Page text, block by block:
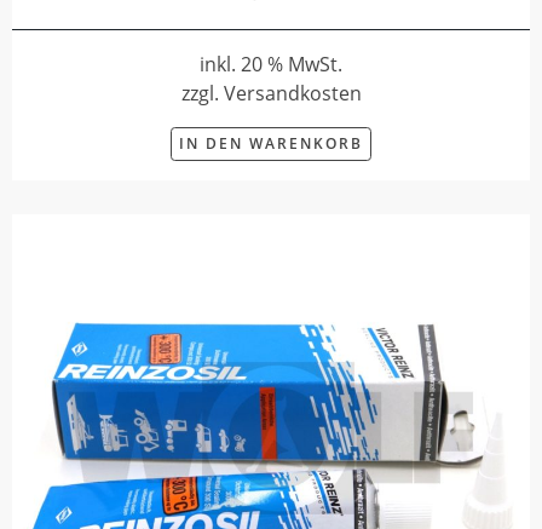
inkl. 20 % MwSt.
zzgl. Versandkosten
IN DEN WARENKORB